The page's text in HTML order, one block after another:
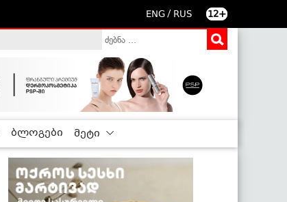
ENG / RUS 12+
ბლოგები მეტი